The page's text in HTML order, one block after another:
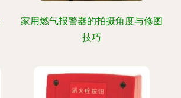
家用燃气报警器的拍摄角度与修图
技巧